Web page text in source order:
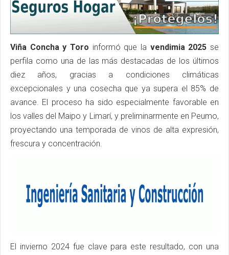
Viña Concha y Toro informó que la vendimia 2025 se
perfila como una de las más destacadas de los últimos
diez años, gracias a condiciones climáticas
excepcionales y una cosecha que ya supera el 85% de
avance. El proceso ha sido especialmente favorable en
los valles del Maipo y Limarí, y preliminarmente en Peumo,
proyectando una temporada de vinos de alta expresión,
frescura y concentración.
El invierno 2024 fue clave para este resultado, con una